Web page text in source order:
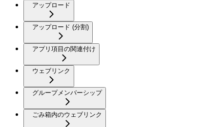
アップロード
アップロード (分割)
アプリ項目の関連付け
ウェブリンク
グループメンバーシップ
ごみ箱内のウェブリンク